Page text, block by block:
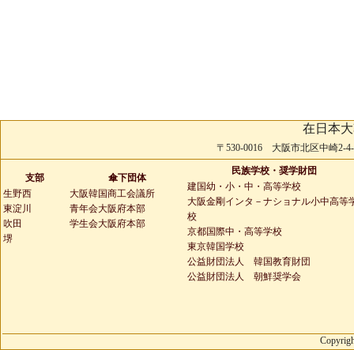
在日本
〒530-0016 大阪市北区中崎2-
支部
生野西
東淀川
吹田
堺
傘下団体
大阪韓国商工会議所
青年会大阪府本部
学生会大阪府本部
民族学校・奨学財団
建国幼・小・中・高等学校
大阪金剛インタ－ナショナル小中高等
校
京都国際中・高等学校
東京韓国学校
公益財団法人 韓国教育財団
公益財団法人 朝鮮奨学会